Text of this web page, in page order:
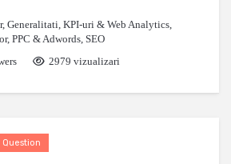
, Generalitati, KPI-uri & Web Analytics,
, PPC & Adwords, SEO
2979 vizualizari
Question